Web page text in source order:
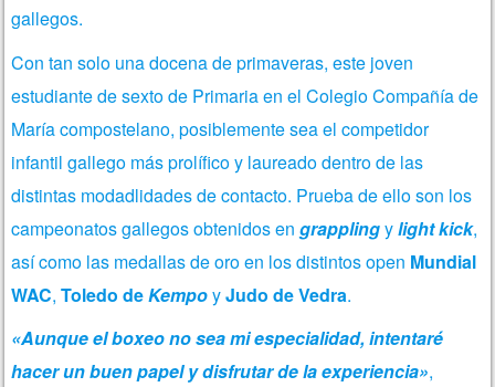
gallegos.
Con tan solo una docena de primaveras, este joven
estudiante de sexto de Primaria en el Colegio Compañía de
María compostelano, posiblemente sea el competidor
infantil gallego más prolífico y laureado dentro de las
distintas modadlidades de contacto. Prueba de ello son los
campeonatos gallegos obtenidos engrapplingylight kick,
así como las medallas de oro en los distintos open Mundial
WAC,Toledo deKempoyJudo de Vedra.
«Aunque el boxeo no sea mi especialidad, intentaré
hacer un buen papel y disfrutar de la experiencia»,